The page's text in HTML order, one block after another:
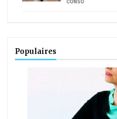
CONSO
Populaires